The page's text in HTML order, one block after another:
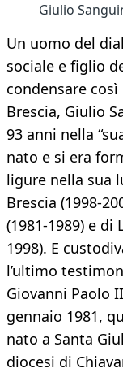
Giulio
Un uomo del
sociale e figlio
condensare
Brescia, Giulio
93 anni nella
nato e si era
ligure nella sua
Brescia (1998-
(1981-1989) e di
1998). E
l’ultimo
Giovanni Paolo
gennaio 1981,
nato a Santa
diocesi di